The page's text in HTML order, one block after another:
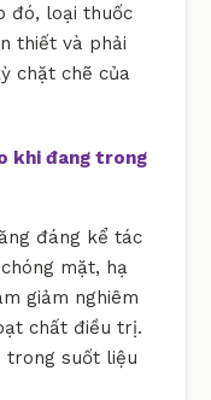
đó, loại thuốc
thiết và phải
chặt chẽ của
khi đang trong
đáng kể tác
mặt, hạ
giảm nghiêm
chất điều trị.
trong suốt liệu